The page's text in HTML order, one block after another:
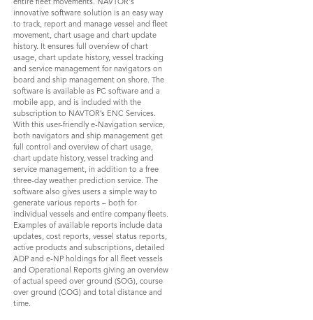
entire fleet movements. NAVTOR's
innovative software solution is an easy way
to track, report and manage vessel and fleet
movement, chart usage and chart update
history. It ensures full overview of chart
usage, chart update history, vessel tracking
and service management for navigators on
board and ship management on shore. The
software is available as PC software and a
mobile app, and is included with the
subscription to NAVTOR’s ENC Services.
With this user-friendly e-Navigation service,
both navigators and ship management get
full control and overview of chart usage,
chart update history, vessel tracking and
service management, in addition to a free
three-day weather prediction service. The
software also gives users a simple way to
generate various reports – both for
individual vessels and entire company fleets.
Examples of available reports include data
updates, cost reports, vessel status reports,
active products and subscriptions, detailed
ADP and e-NP holdings for all fleet vessels
and Operational Reports giving an overview
of actual speed over ground (SOG), course
over ground (COG) and total distance and
time.